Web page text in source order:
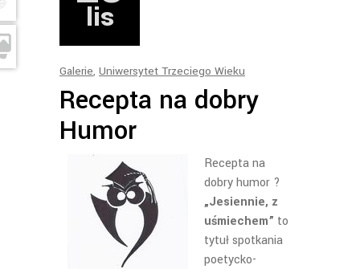
lis
Galerie, Uniwersytet Trzeciego Wieku
Recepta na dobry
Humor
Recepta na
dobry humor ?
„Jesiennie, z
uśmiechem” to
tytuł spotkania
poetycko-